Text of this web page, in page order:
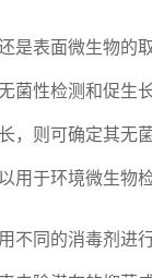
是表面微生物的
菌性检测和促生
，则可确定其无
用于环境微生物检
不同的消毒剂进